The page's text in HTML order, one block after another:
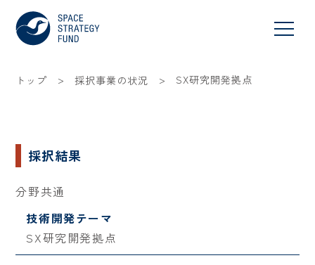
トップ > 採択事業の状況 > SX研究開発拠点
採択結果
分野共通
技術開発テーマ
SX研究開発拠点